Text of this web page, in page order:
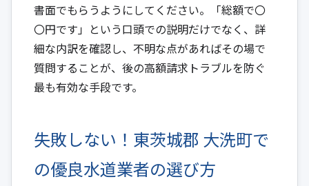
書面でもらうようにしてください。「総額で〇
〇円です」という口頭での説明だけでなく、詳
細な内訳を確認し、不明な点があればその場で
質問することが、後の高額請求トラブルを防ぐ
最も有効な手段です。
失敗しない！東茨城郡 大洗町で
の優良水道業者の選び方